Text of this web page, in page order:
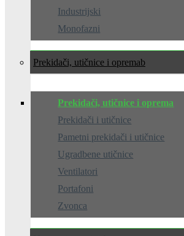
Industrijski
Monofazni
Prekidači, utičnice i oprema
Prekidači, utičnice i oprema
Prekidači i utičnice
Pametni prekidači i utičnice
Ugradbene utičnice
Ventilatori
Portafoni
Zvonca